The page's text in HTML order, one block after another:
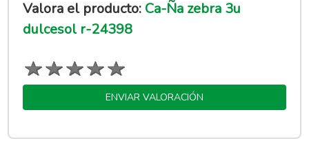
Valora el producto: Ca-Ña zebra 3u
dulcesol r-24398
ENVIAR VALORACIÓN